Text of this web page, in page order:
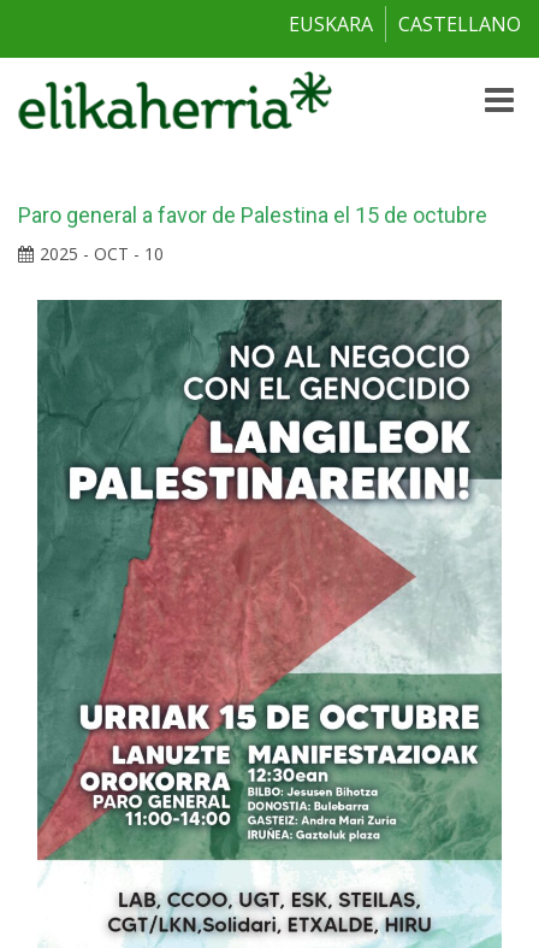
EUSKARA CASTELLANO
Toggle
Paro general a favor de Palestina el 15 de octubre
2025 - OCT - 10